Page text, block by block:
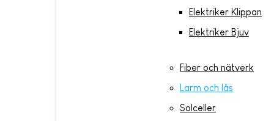
Elektriker Klippan
Elektriker Bjuv
Fiber och nätverk
Larm och lås
Solceller